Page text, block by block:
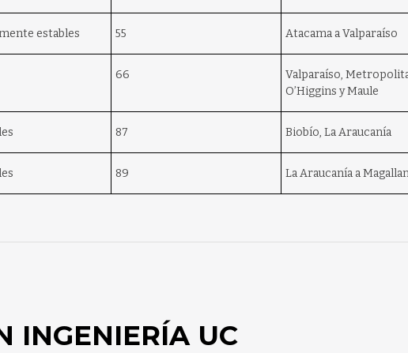
estables 55 Atacama a Valparaíso
66
Valparaíso,
O’Higgins y Maule
87 Biobío, La Araucanía
89 La Araucanía a
INGENIERÍA UC